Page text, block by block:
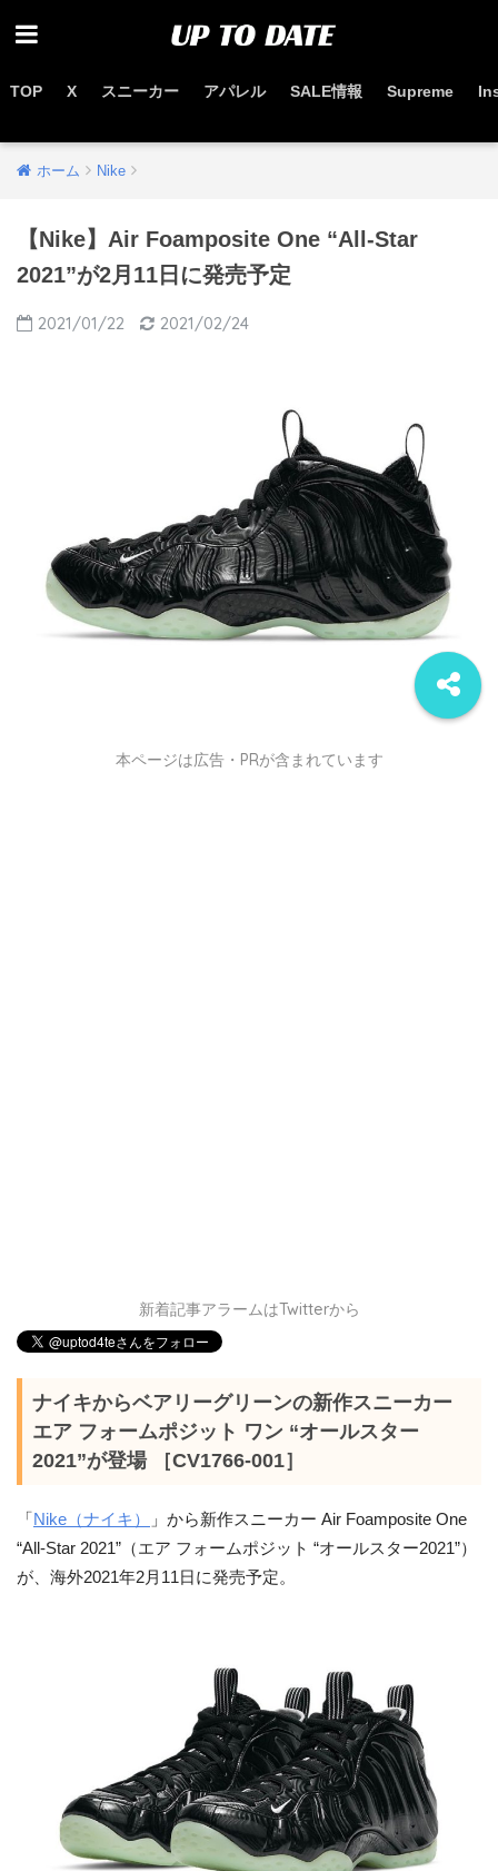
TOP X スニーカー アパレル SALE情報 Supreme
ホーム Nike
【Nike】Air Foamposite One “All-Star
2021”が2月11日に発売予定
2021/01/22 2021/02/24
本ページは広告・PRが含まれています
新着記事アラームはTwitterから
ナイキからベアリーグリーンの新作スニーカー
エア フォームポジット ワン “オールスター
2021”が登場 ［CV1766-001］
「 Nike（ナイキ）
」から新作スニーカー Air Foamposite One
“All-Star 2021”（エア フォームポジット “オールスター2021”）
が、海外2021年2月11日に発売予定。